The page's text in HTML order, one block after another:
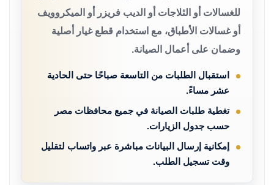
للغسالات أو الثلاجات أو الديب فريزر أو الميكروويف
أو غسالات الأطباق، مع استخدام قطع غيار أصلية
وضمان على أعمال الصيانة.
استقبال الطلبات من التاسعة صباحًا حتى الحادية
عشر مساءً.
تغطية طلبات الصيانة في جميع محافظات مصر
حسب جدول الزيارات.
إمكانية إرسال البيانات مباشرة عبر واتساب لتقليل
وقت تسجيل الطلب.